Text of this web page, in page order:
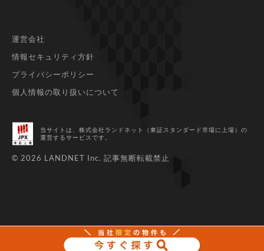
運営会社
情報セキュリティ方針
プライバシーポリシー
個人情報の取り扱いについて
当サイトは、株式会社ランドネット（東証スタンダード市場に上場） の
運営するサービスです。
© 2026 LANDNET Inc. 記事無断転載禁止